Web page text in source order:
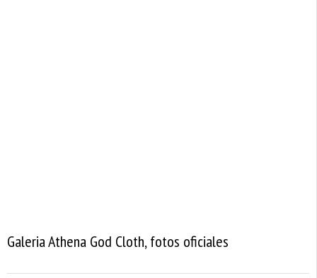
Galeria Athena God Cloth, fotos oficiales